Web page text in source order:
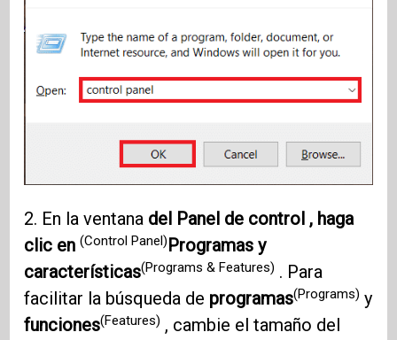
2. En la ventana del Panel de control , haga
clic en(Control Panel)Programas y
características(Programs & Features) . Para
facilitar la búsqueda de programas(Programs) y
funciones(Features) , cambie el tamaño del